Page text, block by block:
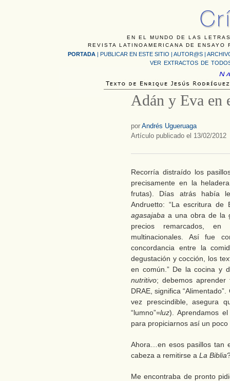
EN EL MUNDO DE LAS
REVISTA LATINOAMERICANA DE
PORTADA | PUBLICAR EN ESTE SITIO | AUTOR@S |
VER EXTRACTOS DE
Adán y Eva en
por Andrés Ugueruaga
Artículo publicado el 13/02/2012
Recorría distraído los
precisamente en la
frutas). Días atrás había
Andruetto: “La escritura de
agasajaba a una obra de la
precios remarcados,
multinacionales. Así fue
concordancia entre la
degustación y cocción, los
en común.” De la cocina y
nutritivo; debemos aprender
DRAE, significa
vez prescindible, asegura
“lumno”=luz). Aprendamos
para propiciarnos así un poco
Ahora…en esos pasillos tan
cabeza a remitirse a La Biblia
Me encontraba de pronto